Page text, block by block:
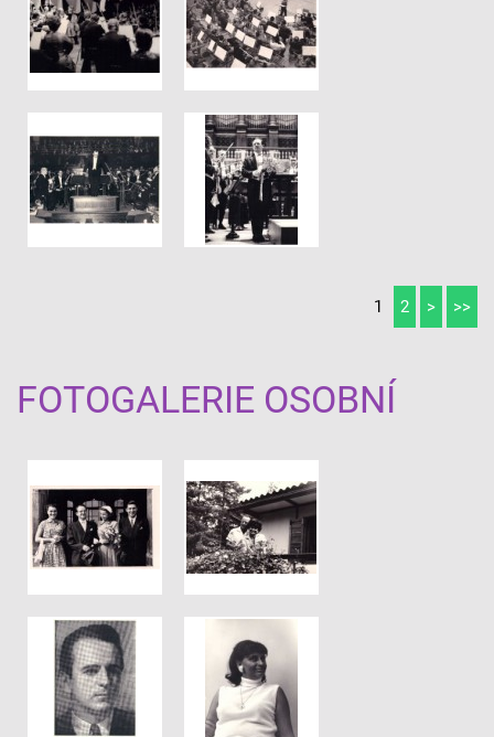
1 2 > >>
FOTOGALERIE OSOBNÍ